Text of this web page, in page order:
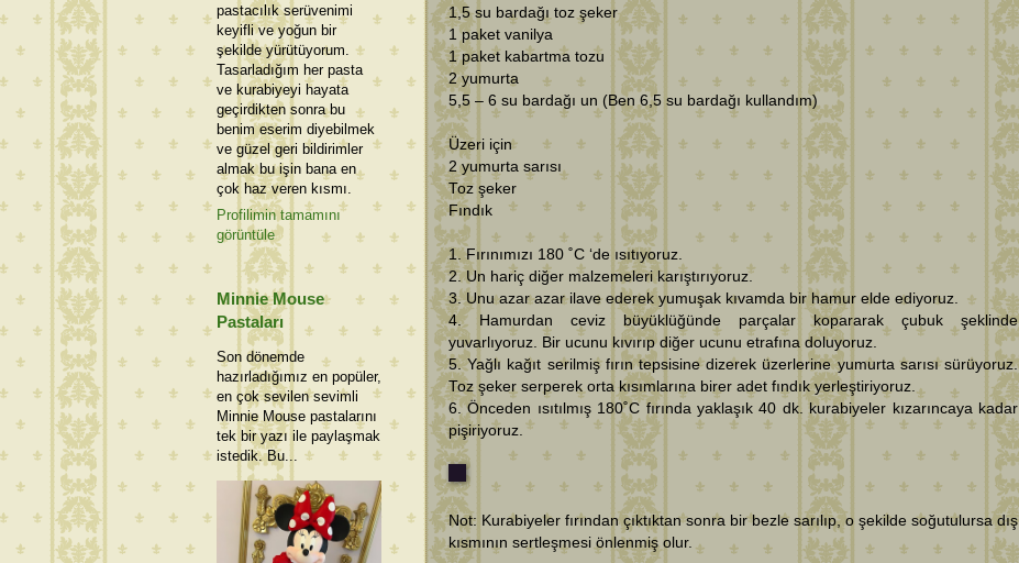
1,5 su bardağı toz şeker
1 paket vanilya
1 paket kabartma tozu
2 yumurta
5,5 – 6 su bardağı un (Ben 6,5 su bardağı kullandım)
Üzeri için
2 yumurta sarısı
Toz şeker
Fındık
1. Fırınımızı 180 ˚C ‘de ısıtıyoruz.
2. Un hariç diğer malzemeleri karıştırıyoruz.
3. Unu azar azar ilave ederek yumuşak kıvamda bir hamur elde ediyoruz.
4. Hamurdan ceviz büyüklüğünde parçalar kopararak çubuk şeklinde
yuvarlıyoruz. Bir ucunu kıvırıp diğer ucunu etrafına doluyoruz.
5. Yağlı kağıt serilmiş fırın tepsisine dizerek üzerlerine yumurta sarısı sürüyoruz.
Toz şeker serperek orta kısımlarına birer adet fındık yerleştiriyoruz.
6. Önceden ısıtılmış 180˚C fırında yaklaşık 40 dk. kurabiyeler kızarıncaya kadar
pişiriyoruz.
Not: Kurabiyeler fırından çıktıktan sonra bir bezle sarılıp, o şekilde soğutulursa dış
kısmının sertleşmesi önlenmiş olur.
pastacılık serüvenimi
keyifli ve yoğun bir
şekilde yürütüyorum.
Tasarladığım her pasta
ve kurabiyeyi hayata
geçirdikten sonra bu
benim eserim diyebilmek
ve güzel geri bildirimler
almak bu işin bana en
çok haz veren kısmı.
Profilimin tamamını
görüntüle
Minnie Mouse
Pastaları
Son dönemde
hazırladığımız en popüler,
en çok sevilen sevimli
Minnie Mouse pastalarını
tek bir yazı ile paylaşmak
istedik. Bu...